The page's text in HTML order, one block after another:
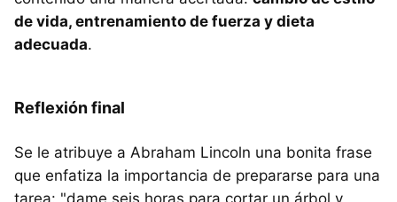
de vida, entrenamiento de fuerza y dieta
adecuada.
Reflexión final
Se le atribuye a Abraham Lincoln una bonita frase
que enfatiza la importancia de prepararse para una
tarea: "dame seis horas para cortar un árbol y